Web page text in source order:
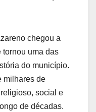
chegou a
tornou uma das
do município.
milhares de
social e
de décadas.